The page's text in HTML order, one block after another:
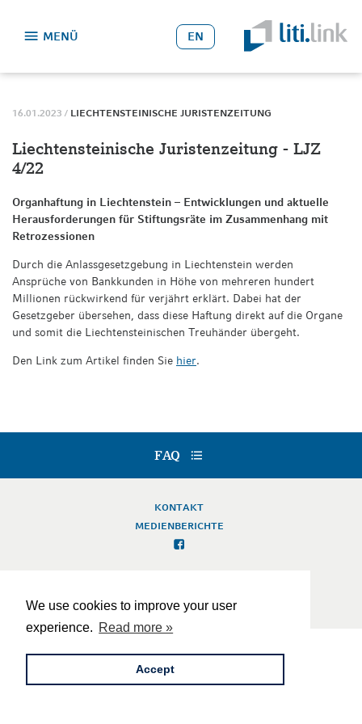
We use cookies to improve your user
experience. Read more »
Accept
MENÜ EN
SO FUNKTIONIERT RETRO-BACK
WARUM RETRO-BACK™
RETRORECHNER
ANSPRÜCHE SICHERN
SO FUNKTIONIERT DER INSURANCE-CHECK
WARUM INSURANCE-CHECK
ANSPRÜCHE PRÜFEN
GERICHTSVERFAHREN
SCHIEDSVERFAHREN
ÜBER UNS
UNTERNEHMEN
MEDIENBERICHTE
16.01.2023 / LIECHTENSTEINISCHE JURISTENZEITUNG
Liechtensteinische Juristenzeitung - LJZ
4/22
Organhaftung in Liechtenstein – Entwicklungen und aktuelle
Herausforderungen für Stiftungsräte im Zusammenhang mit
Retrozessionen
Durch die Anlassgesetzgebung in Liechtenstein werden
Ansprüche von Bankkunden in Höhe von mehreren hundert
Millionen rückwirkend für verjährt erklärt. Dabei hat der
Gesetzgeber übersehen, dass diese Haftung direkt auf die Organe
und somit die Liechtensteinischen Treuhänder übergeht.
Den Link zum Artikel finden Sie hier.
FAQ
KONTAKT
MEDIENBERICHTE
© 2026